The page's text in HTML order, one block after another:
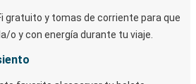
gratuito y tomas de corriente para que
o y con energía durante tu viaje.